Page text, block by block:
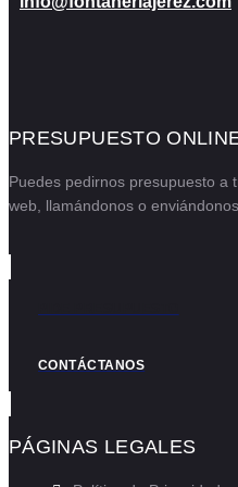
PRESUPUESTO
Puedes pedirnos presupuesto a
web, llamándonos o
CONTÁCTANOS
PÁGINAS LEGALES